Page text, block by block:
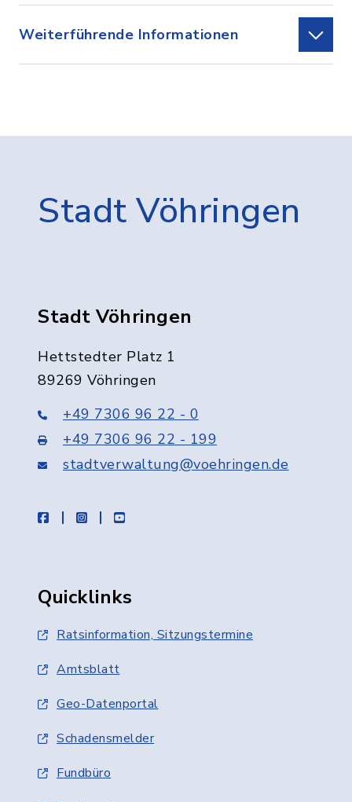
Weiterführende Informationen
Stadt Vöhringen
Stadt Vöhringen
Hettstedter Platz 1
89269 Vöhringen
+49 7306 96 22 - 0
+49 7306 96 22 - 199
stadtverwaltung@voehringen.de
facebookinstagramyoutube
Quicklinks
Ratsinformation, Sitzungstermine
Amtsblatt
Geo-Datenportal
Schadensmelder
Fundbüro